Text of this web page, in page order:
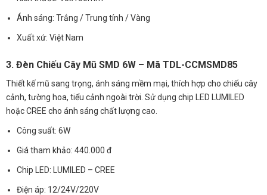
Ánh sáng: Trắng / Trung tính / Vàng
Xuất xứ: Việt Nam
3. Đèn Chiếu Cây Mũ SMD 6W – Mã TDL-CCMSMD85
Thiết kế mũ sang trọng, ánh sáng mềm mại, thích hợp cho chiếu cây
cảnh, tường hoa, tiểu cảnh ngoài trời. Sử dụng chip LED LUMILED
hoặc CREE cho ánh sáng chất lượng cao.
Công suất: 6W
Giá tham khảo: 440.000 đ
Chip LED: LUMILED – CREE
Điện áp: 12/24V/220V